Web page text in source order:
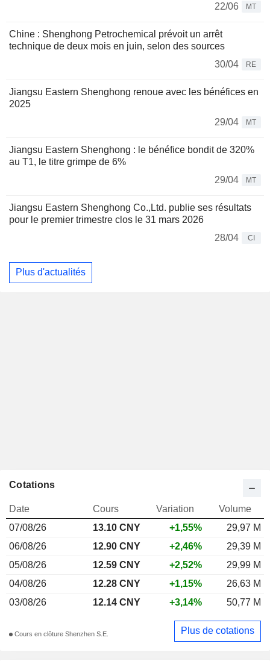
22/06
MT
Chine : Shenghong Petrochemical prévoit un arrêt
technique de deux mois en juin, selon des sources
30/04
RE
Jiangsu Eastern Shenghong renoue avec les bénéfices en
2025
29/04
MT
Jiangsu Eastern Shenghong : le bénéfice bondit de 320%
au T1, le titre grimpe de 6%
29/04
MT
Jiangsu Eastern Shenghong Co.,Ltd. publie ses résultats
pour le premier trimestre clos le 31 mars 2026
28/04
CI
Plus d'actualités
Cotations
Date Cours Variation
Volume
07/08/26
13.10 CNY +1,55%
29,97 M
06/08/26
12.90 CNY +2,46%
29,39 M
05/08/26
12.59 CNY +2,52%
29,99 M
04/08/26
12.28 CNY +1,15%
26,63 M
03/08/26
12.14 CNY +3,14% 50,77 M
Cours en clôture Shenzhen S.E. Plus de cotations